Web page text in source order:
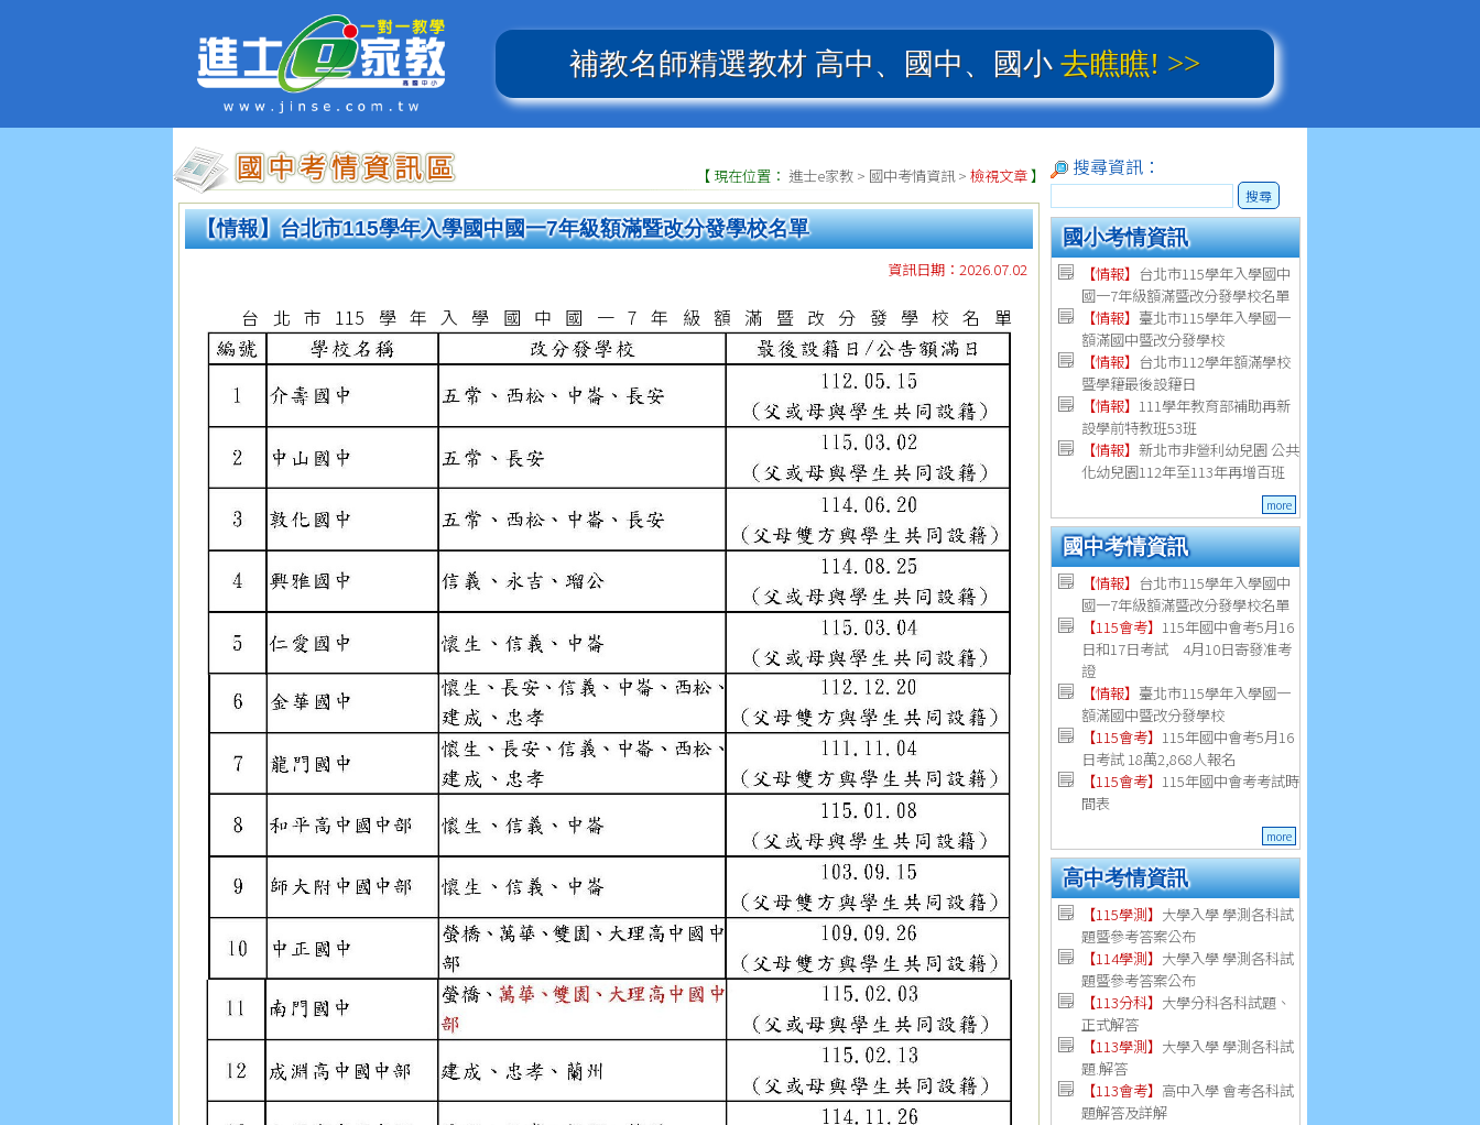
補教名師精選教材 高中、國中、國小去瞧瞧! >>
【 現在位置： 進士e家教 > 國中考情資訊> 檢視文章】
【情報】台北市115學年入學國中國一7年級額滿暨改分發學校名單
資訊日期：2026.07.02
台北市115學年入學國中國一7年級額滿暨改分發學校名單
搜尋資訊：
搜尋
國小考情資訊
【情報】 台北市115學年入學國中
國一7年級額滿暨改分發學校名單
【情報】 臺北市115學年入學國一
額滿國中暨改分發學校
【情報】 台北市112學年額滿學校
暨學籍最後設籍日
【情報】 111學年教育部補助再新
設學前特教班53班
【情報】 新北市非營利幼兒園 公共
化幼兒園112年至113年再增百班
more
國中考情資訊
【情報】 台北市115學年入學國中
國一7年級額滿暨改分發學校名單
【115會考】 115年國中會考5月16
日和17日考試 4月10日寄發准考
證
【情報】 臺北市115學年入學國一
額滿國中暨改分發學校
【115會考】 115年國中會考5月16
日考試 18萬2,868人報名
【115會考】 115年國中會考考試時
間表
more
高中考情資訊
【115學測】 大學入學 學測各科試
題暨參考答案公布
【114學測】 大學入學 學測各科試
題暨參考答案公布
【113分科】 大學分科各科試題、
正式解答
【113學測】 大學入學 學測各科試
題.解答
【113會考】 高中入學 會考各科試
題解答及詳解